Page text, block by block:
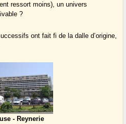
ressort moins), un univers
?
ont fait fi de la dalle d’origine,
- Reynerie